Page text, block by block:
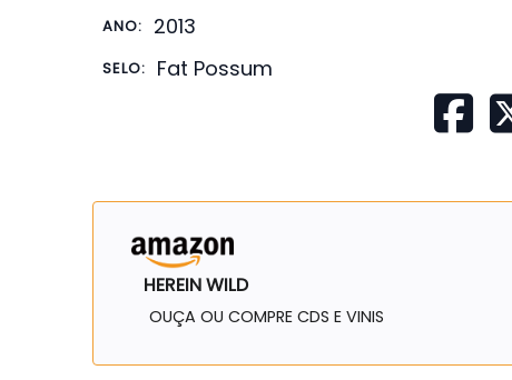
ANO: 2013
SELO: Fat Possum
HEREIN WILD
OUÇA OU COMPRE CDS E VINIS